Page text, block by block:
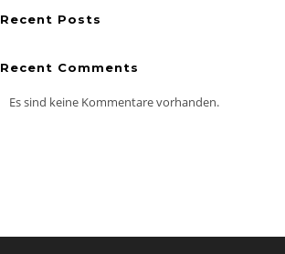
Recent Posts
Recent Comments
Es sind keine Kommentare vorhanden.